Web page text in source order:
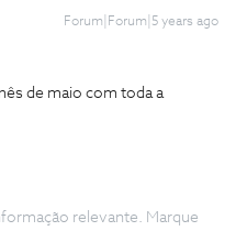
Forum|Forum|5 years ago
de maio com toda a
relevante. Marque